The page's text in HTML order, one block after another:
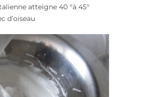
atteigne 40 °à 45°
d’oiseau